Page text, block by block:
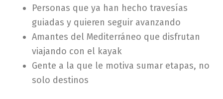
Personas que ya han hecho travesías
guiadas y quieren seguir avanzando
Amantes del Mediterráneo que disfrutan
viajando con el kayak
Gente a la que le motiva sumar etapas, no
solo destinos